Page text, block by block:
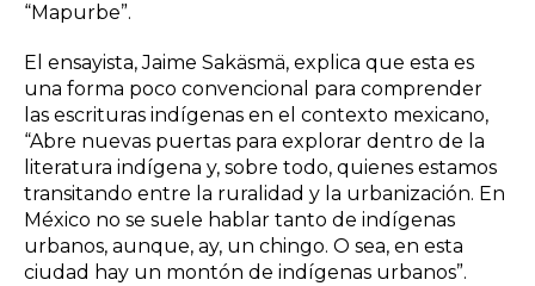
“Mapurbe”.
El ensayista, Jaime Sakäsmä, explica que esta es
una forma poco convencional para comprender
las escrituras indígenas en el contexto mexicano,
“Abre nuevas puertas para explorar dentro de la
literatura indígena y, sobre todo, quienes estamos
transitando entre la ruralidad y la urbanización. En
México no se suele hablar tanto de indígenas
urbanos, aunque, ay, un chingo. O sea, en esta
ciudad hay un montón de indígenas urbanos”.